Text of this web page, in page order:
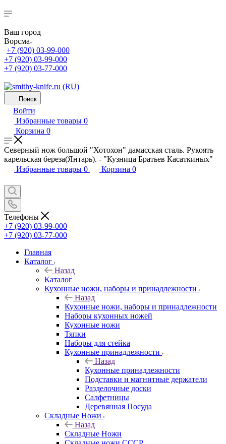
Ваш город
Ворсма
+7 (920) 03-99-000
+7 (920) 03-99-000
+7 (920) 03-77-000
Поиск
Войти
Избранные товары 0
Корзина 0
Северный нож большой "Хотохон" дамасская сталь. Рукоять
карельская береза(Янтарь). - "Кузница Братьев Касаткиных"
Избранные товары 0 Корзина 0
Телефоны
+7 (920) 03-99-000
+7 (920) 03-77-000
Главная
Каталог
Назад
Каталог
Кухонные ножи, наборы и принадлежности
Назад
Кухонные ножи, наборы и принадлежности
Наборы кухонных ножей
Кухонные ножи
Тяпки
Наборы для стейка
Кухонные принадлежности
Назад
Кухонные принадлежности
Подставки и магнитные держатели
Разделочные доски
Салфетницы
Деревянная Посуда
Складные Ножи
Назад
Складные Ножи